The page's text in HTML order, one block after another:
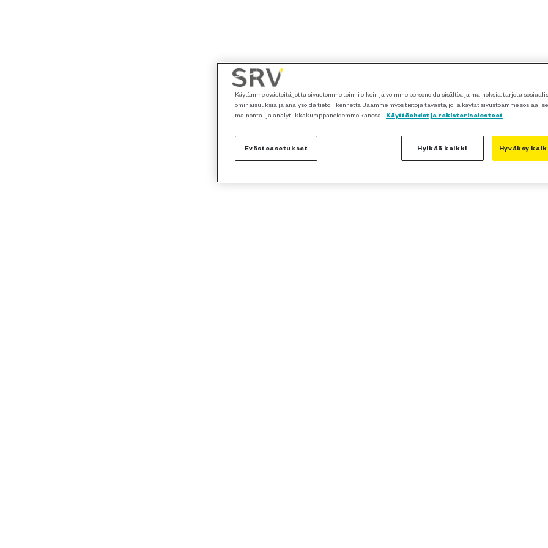
Käytämme evästeitä, jotta sivustomme toimii oikein ja voimme personoida sisältöä ja mainoksia, tarjota
ominaisuuksia ja analysoida tietoliikennettä. Jaamme myös tietoja tavasta, jolla käytät sivustoamme
mainonta- ja analytiikkakumppaneidemme kanssa.
Käyttöehdot ja rekisteriselosteet
Evästeasetukset Hylkää kaikki Hyväksy